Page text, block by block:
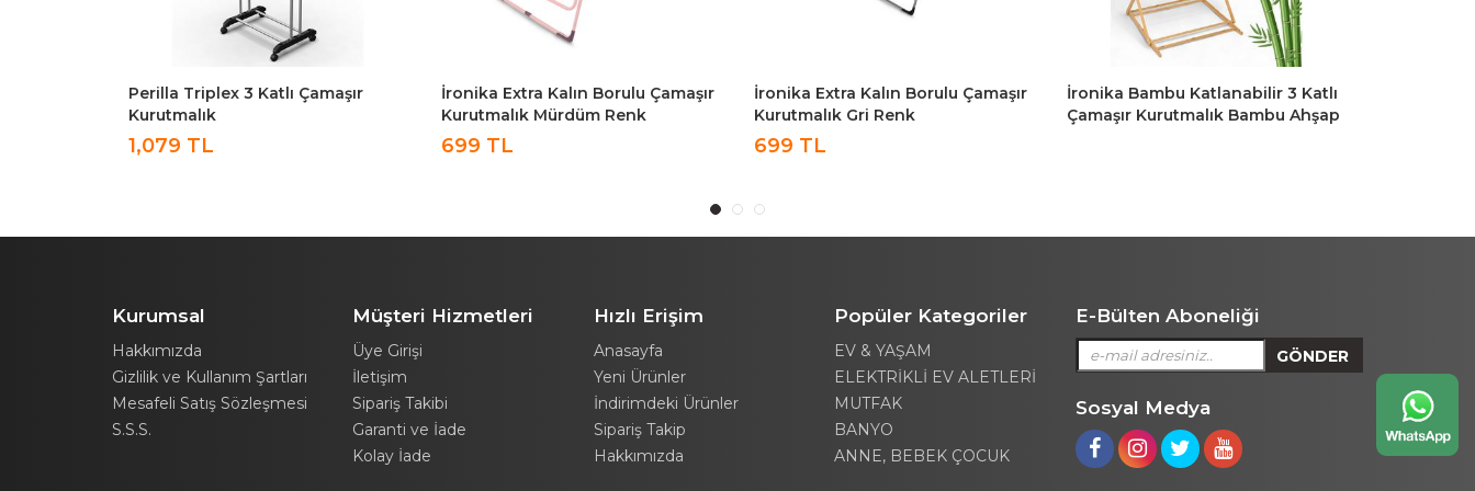
İronika Extra Kalın Borulu Çamaşır
Kurutmalık Mürdüm Renk
699 TL
İronika Extra Kalın Borulu Çamaşır
Kurutmalık Gri Renk
699 TL
İronika Bambu Katlanabilir 3 Katlı
Çamaşır Kurutmalık Bambu Ahşap
Çamaşır Kurutma Askısı
Extra Kalın Borulu Çamaşır
Kurutmalık Yeşil Renk
Kurumsal
Hakkımızda
Gizlilik ve Kullanım Şartları
Mesafeli Satış Sözleşmesi
S.S.S.
Müşteri Hizmetleri
Üye Girişi
İletişim
Sipariş Takibi
Garanti ve İade
Kolay İade
Hızlı Erişim
Anasayfa
Yeni Ürünler
İndirimdeki Ürünler
Sipariş Takip
Hakkımızda
Popüler Kategoriler
EV & YAŞAM
ELEKTRİKLİ EV ALETLERİ
MUTFAK
BANYO
ANNE, BEBEK ÇOCUK
E-Bülten Aboneliği
Sosyal Medya